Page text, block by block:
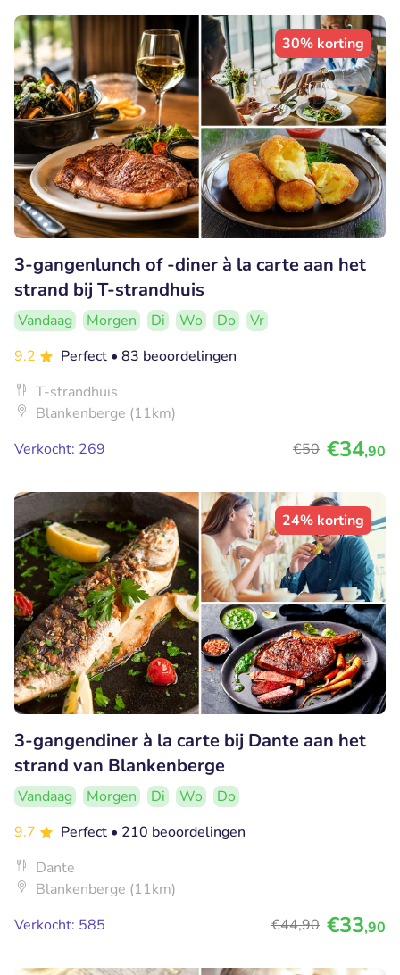
30% korting
3-gangenlunch of -diner à la carte aan het
strand bij T-strandhuis
Vandaag Morgen Di Wo Do
Vr
9.2
Perfect • 83 beoordelingen
T-strandhuis
Blankenberge (11km)
Verkocht: 269
€50 €34,90
24% korting
3-gangendiner à la carte bij Dante aan het
strand van Blankenberge
Vandaag Morgen Di Wo
Do
9.7
Perfect • 210 beoordelingen
Dante
Blankenberge (11km)
Verkocht: 585
€44,90 €33,90